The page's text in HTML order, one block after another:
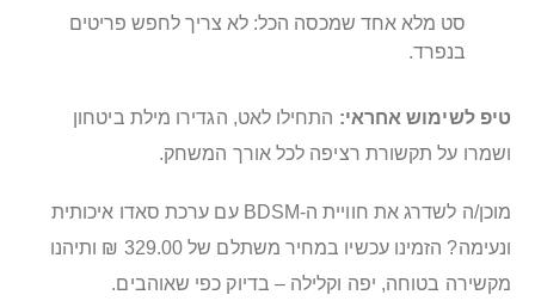
סט מלא אחד שמכסה הכל: לא צריך לחפש פריטים
בנפרד.
טיפ לשימוש אחראי: התחילו לאט, הגדירו מילת ביטחון
ושמרו על תקשורת רציפה לכל אורך המשחק.
מוכן/ה לשדרג את חוויית ה-BDSM עם ערכת סאדו איכותית
ונעימה? הזמינו עכשיו במחיר משתלם של 329.00 ₪ ותיהנו
מקשירה בטוחה, יפה וקלילה – בדיוק כפי שאוהבים.